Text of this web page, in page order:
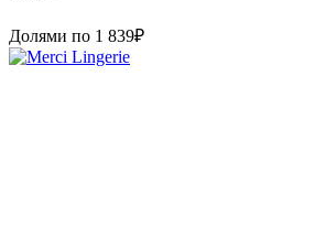
Долями по 1 839₽